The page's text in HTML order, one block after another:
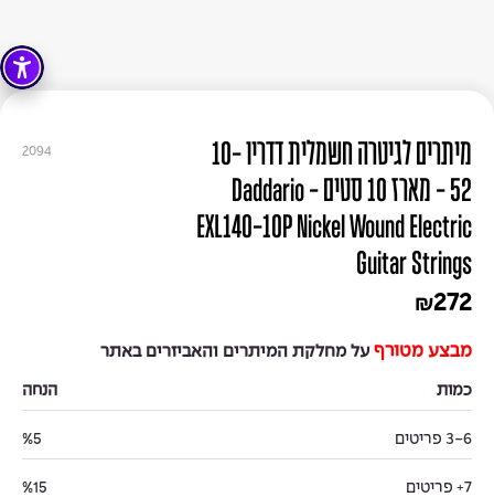
2094
מיתרים לגיטרה חשמלית דדריו 10-
52 - מארז 10 סטים - Daddario
EXL140-10P Nickel Wound Electric
Guitar Strings
₪272
מבצע מטורף על מחלקת המיתרים והאביזרים באתר
כמות הנחה
3-6 פריטים %5
7+ פריטים %15